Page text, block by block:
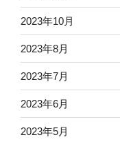
2023年10月
2023年8月
2023年7月
2023年6月
2023年5月